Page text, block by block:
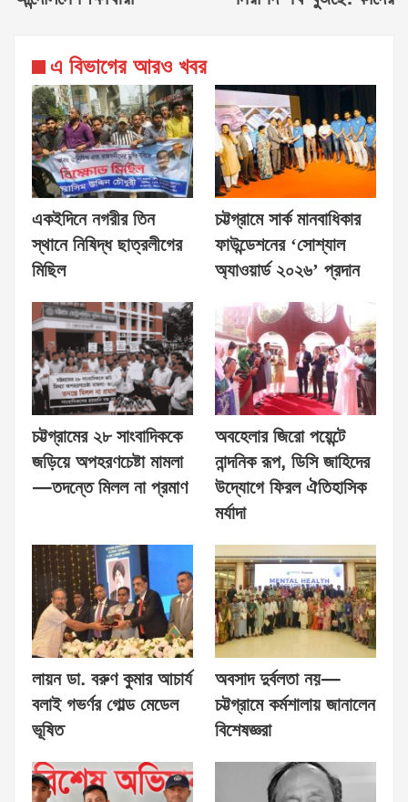
এ বিভাগের আরও খবর
একইদিনে নগরীর তিন
স্থানে নিষিদ্ধ ছাত্রলীগের
মিছিল
চট্টগ্রামে সার্ক মানবাধিকার
ফাউন্ডেশনের ‘সোশ্যাল
অ্যাওয়ার্ড ২০২৬’ প্রদান
চট্টগ্রামের ২৮ সাংবাদিককে
জড়িয়ে অপহরণচেষ্টা মামলা
—তদন্তে মিলল না প্রমাণ
অবহেলার জিরো পয়েন্টে
নান্দনিক রূপ, ডিসি জাহিদের
উদ্যোগে ফিরল ঐতিহাসিক
মর্যাদা
লায়ন ডা. বরুণ কুমার আচার্য
বলাই গভর্ণর গোল্ড মেডেল
ভূষিত
অবসাদ দুর্বলতা নয়—
চট্টগ্রামে কর্মশালায় জানালেন
বিশেষজ্ঞরা